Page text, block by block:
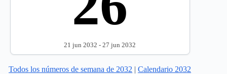
21 jun 2032 - 27 jun 2032
Todos los números de semana de 2032 |Calendario 2032